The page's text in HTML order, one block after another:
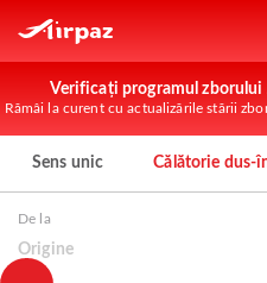
Verificați programul zborului
Rămâi la curent cu actualizările stării
Sens unic Călătorie dus-
De la
Origine